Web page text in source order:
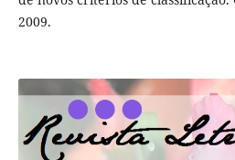
2009.